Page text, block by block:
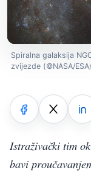
Spiralna galaksija
zvijezde (©NASA/
Istraživački tim
bavi